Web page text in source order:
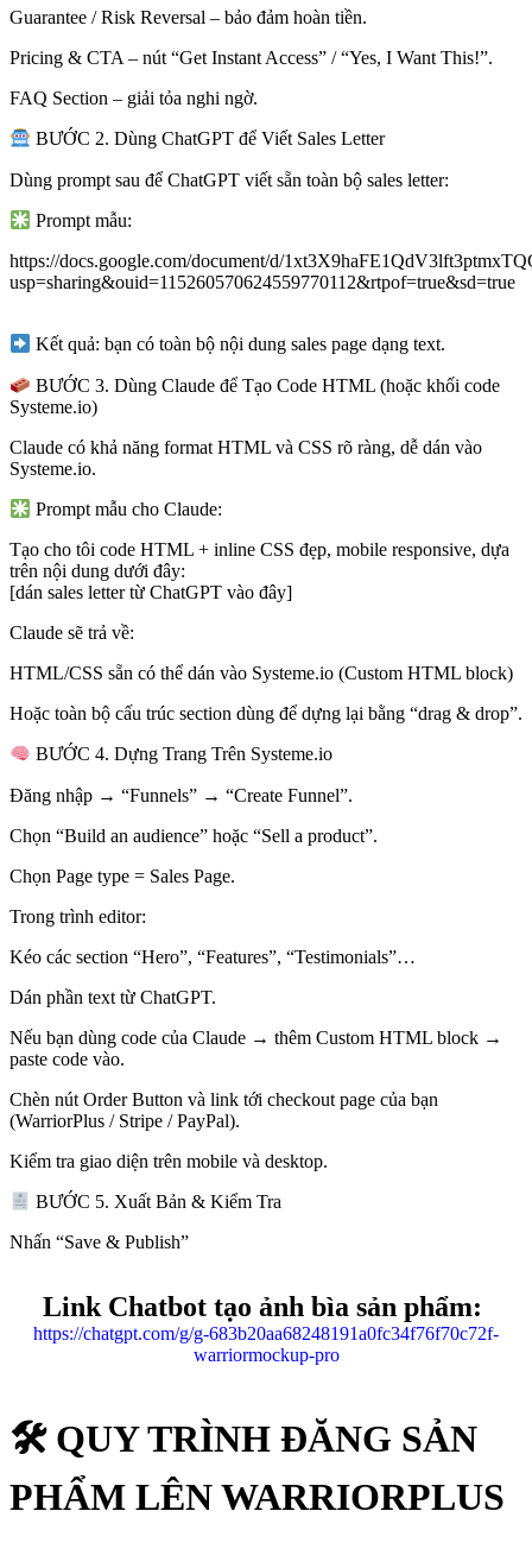
Guarantee / Risk Reversal – bảo đảm hoàn tiền.
Pricing & CTA – nút “Get Instant Access” / “Yes, I Want This!”.
FAQ Section – giải tỏa nghi ngờ.
BƯỚC 2. Dùng ChatGPT để Viết Sales Letter
Dùng prompt sau để ChatGPT viết sẵn toàn bộ sales letter:
Prompt mẫu:
https://docs.google.com/document/d/
usp=sharing&ouid=115260570624559770112&rtpof=true&sd=true
Kết quả: bạn có toàn bộ nội dung sales page dạng text.
BƯỚC 3. Dùng Claude để Tạo Code HTML (hoặc khối code
Systeme.io)
Claude có khả năng format HTML và CSS rõ ràng, dễ dán vào
Systeme.io.
Prompt mẫu cho Claude:
Tạo cho tôi code HTML + inline CSS đẹp, mobile responsive, dựa
trên nội dung dưới đây:
[dán sales letter từ ChatGPT vào đây]
Claude sẽ trả về:
HTML/CSS sẵn có thể dán vào Systeme.io (Custom HTML block)
Hoặc toàn bộ cấu trúc section dùng để dựng lại bằng “drag & drop”.
BƯỚC 4. Dựng Trang Trên Systeme.io
Đăng nhập → “Funnels” → “Create Funnel”.
Chọn “Build an audience” hoặc “Sell a product”.
Chọn Page type = Sales Page.
Trong trình editor:
Kéo các section “Hero”, “Features”, “Testimonials”…
Dán phần text từ ChatGPT.
Nếu bạn dùng code của Claude → thêm Custom HTML block →
paste code vào.
Chèn nút Order Button và link tới checkout page của bạn
(WarriorPlus / Stripe / PayPal).
Kiểm tra giao diện trên mobile và desktop.
BƯỚC 5. Xuất Bản & Kiểm Tra
Nhấn “Save & Publish”
Link Chatbot tạo ảnh bìa sản phẩm:
https://chatgpt.com/g/g-683b20aa68248191a0fc34f76f70c72f-
warriormockup-pro
🛠 QUY TRÌNH ĐĂNG SẢN
PHẨM LÊN WARRIORPLUS